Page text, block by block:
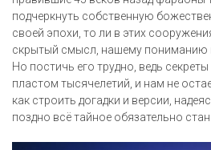
подчеркнуть собственную
своей эпохи, то ли в этих
скрытый смысл, нашему пониманию
Но постичь его трудно, ведь
пластом тысячелетий, и нам не
как строить догадки и версии,
поздно всё тайное обязательно